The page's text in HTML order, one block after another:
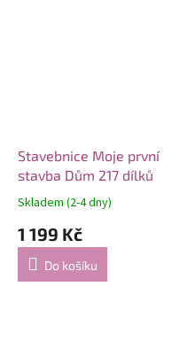
Stavebnice Moje první
stavba Dům 217 dílků
Skladem (2-4 dny)
1 199 Kč
Do košíku